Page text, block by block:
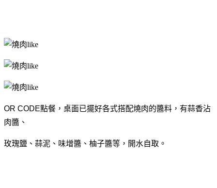
OR CODE點餐，桌面已擺好各式搭配燒肉的醬料，有蒜香沾
肉醬、
玫瑰鹽、 蒜泥、味增醬、柚子醬等，開水自取。